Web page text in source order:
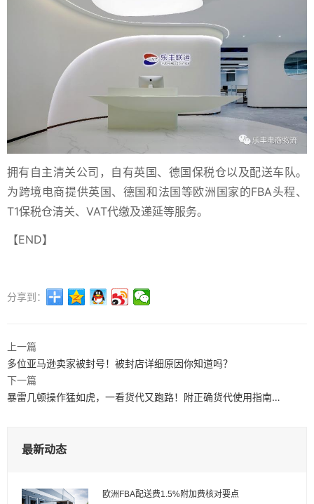
拥有自主清关公司，自有英国、德国保税仓以及配送车队。
为跨境电商提供英国、德国和法国等欧洲国家的FBA头程、
T1保税仓清关、VAT代缴及递延等服务。
【END】
分享到：
上一篇
多位亚马逊卖家被封号！被封店详细原因你知道吗？
下一篇
暴雷几顿操作猛如虎，一看货代又跑路！附正确货代使用指南…
最新动态
欧洲FBA配送费1.5%附加费核对要点